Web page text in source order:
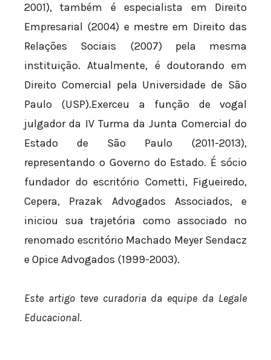
2001), também é especialista em Direito
Empresarial (2004) e mestre em Direito das
Relações Sociais (2007) pela mesma
instituição. Atualmente, é doutorando em
Direito Comercial pela Universidade de São
Paulo (USP).Exerceu a função de vogal
julgador da IV Turma da Junta Comercial do
Estado de São Paulo (2011-2013),
representando o Governo do Estado. É sócio
fundador do escritório Cometti, Figueiredo,
Cepera, Prazak Advogados Associados, e
iniciou sua trajetória como associado no
renomado escritório Machado Meyer Sendacz
e Opice Advogados (1999-2003).
Este artigo teve curadoria da equipe da Legale
Educacional.